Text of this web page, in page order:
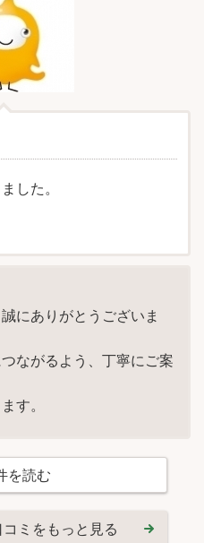
した。
にありがとうございま
ながるよう、丁寧にご案
す。
を読む
ミをもっと見る